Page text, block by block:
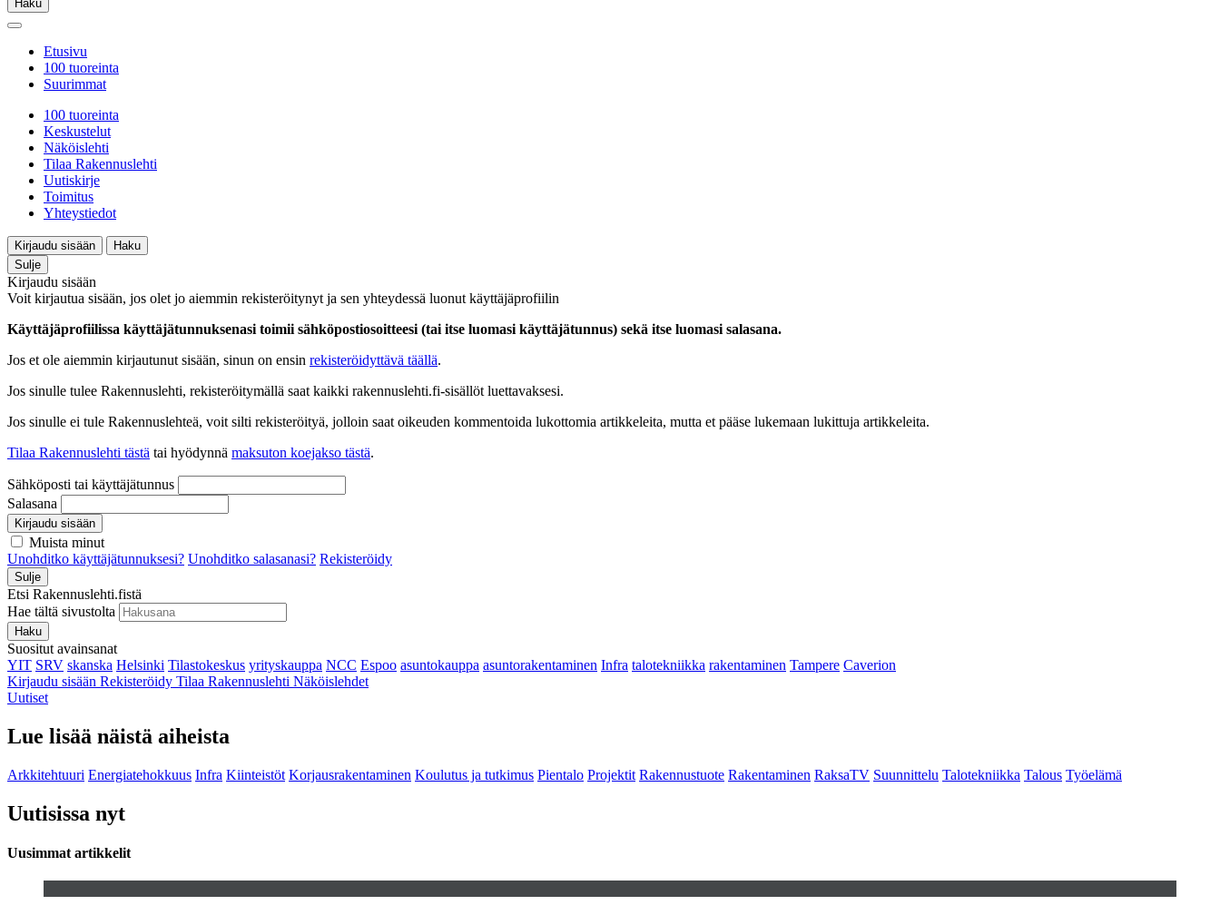
Haku
Etusivu
100 tuoreinta
Suurimmat
100 tuoreinta
Keskustelut
Näköislehti
Tilaa Rakennuslehti
Uutiskirje
Toimitus
Yhteystiedot
Kirjaudu sisään
Haku
Sulje
Kirjaudu sisään
Voit kirjautua sisään, jos olet jo aiemmin rekisteröitynyt ja sen yhteydessä luonut käyttäjäprofiilin
Käyttäjäprofiilissa käyttäjätunnuksenasi toimii sähköpostiosoitteesi (tai itse luomasi käyttäjätunnus) sekä itse luomasi salasana.
Jos et ole aiemmin kirjautunut sisään, sinun on ensin rekisteröidyttävä täällä.
Jos sinulle tulee Rakennuslehti, rekisteröitymällä saat kaikki rakennuslehti.fi-sisällöt luettavaksesi.
Jos sinulle ei tule Rakennuslehteä, voit silti rekisteröityä, jolloin saat oikeuden kommentoida lukottomia artikkeleita, mutta et pääse lukemaan lukittuja artikkeleita.
Tilaa Rakennuslehti tästä tai hyödynnä maksuton koejakso tästä.
Sähköposti tai käyttäjätunnus
Salasana
Kirjaudu sisään
Muista minut
Unohditko käyttäjätunnuksesi? Unohditko salasanasi? Rekisteröidy
Sulje
Etsi Rakennuslehti.fistä
Hae tältä sivustolta
Haku
Suositut avainsanat
YIT SRV skanska Helsinki Tilastokeskus yrityskauppa NCC Espoo asuntokauppa asuntorakentaminen Infra talotekniikka rakentaminen Tampere Caverion
Kirjaudu sisään Rekisteröidy Tilaa Rakennuslehti Näköislehdet
Uutiset
Lue lisää näistä aiheista
Arkkitehtuuri Energiatehokkuus Infra Kiinteistöt Korjausrakentaminen Koulutus ja tutkimus Pientalo Projektit Rakennustuote Rakentaminen RaksaTV Suunnittelu Talotekniikka Talous Työelämä
Uutisissa nyt
Uusimmat artikkelit